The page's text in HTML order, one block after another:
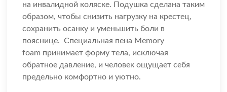
на инвалидной коляске. Подушка сделана таким
образом, чтобы снизить нагрузку на крестец,
сохранить осанку и уменьшить боли в
пояснице. Специальная пена Memory
foam принимает форму тела, исключая
обратное давление, и человек ощущает себя
предельно комфортно и уютно.